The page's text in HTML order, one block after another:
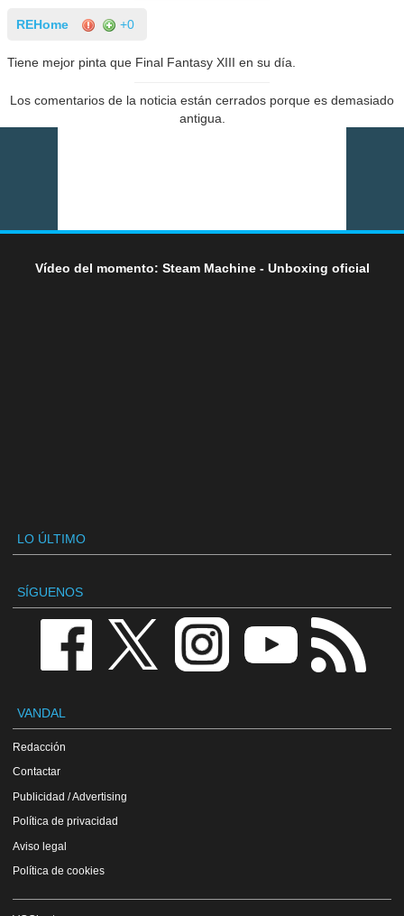
REHome +0
Tiene mejor pinta que Final Fantasy XIII en su día.
Los comentarios de la noticia están cerrados porque es demasiado
antigua.
Vídeo del momento: Steam Machine - Unboxing oficial
LO ÚLTIMO
SÍGUENOS
VANDAL
Redacción
Contactar
Publicidad / Advertising
Política de privacidad
Aviso legal
Política de cookies